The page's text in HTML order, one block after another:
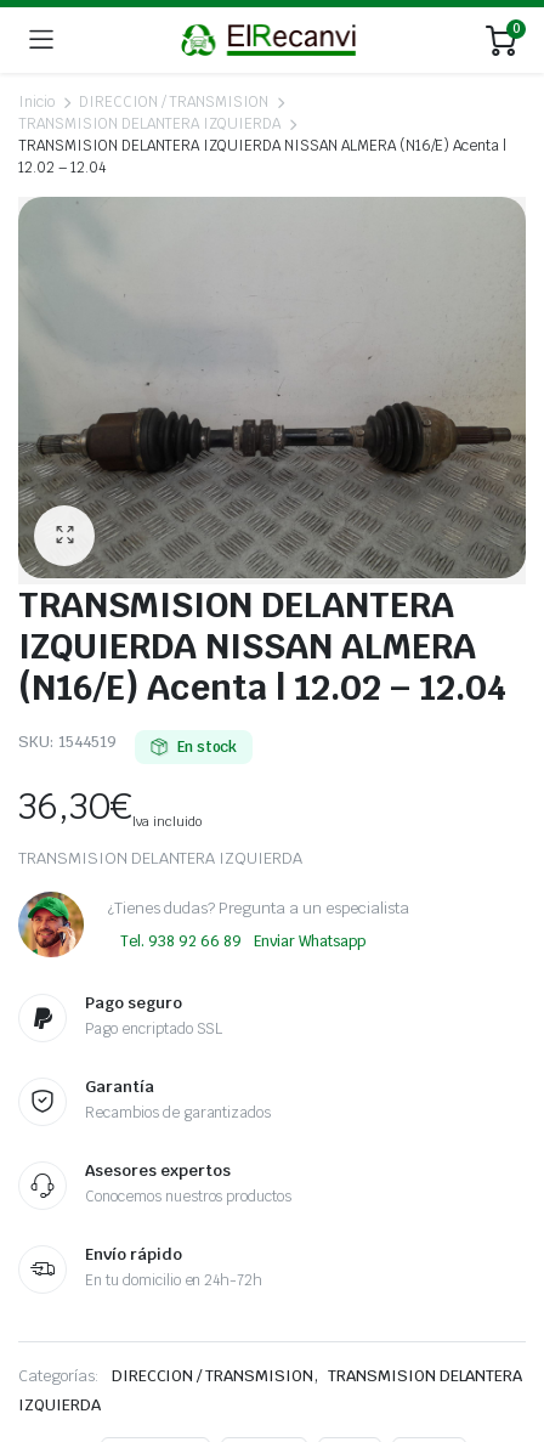
0
Inicio
DIRECCION / TRANSMISION
TRANSMISION DELANTERA IZQUIERDA
TRANSMISION DELANTERA IZQUIERDA NISSAN ALMERA (N16/E) Acenta |
12.02 – 12.04
TRANSMISION DELANTERA
IZQUIERDA NISSAN ALMERA
(N16/E) Acenta | 12.02 – 12.04
SKU: 1544519 En stock
36,30€Iva incluido
TRANSMISION DELANTERA IZQUIERDA
¿Tienes dudas? Pregunta a un especialista
Tel. 938 92 66 89 Enviar Whatsapp
Pago seguro
Pago encriptado SSL
Garantía
Recambios de garantizados
Asesores expertos
Conocemos nuestros productos
Envío rápido
En tu domicilio en 24h-72h
Categorías: DIRECCION / TRANSMISION, TRANSMISION DELANTERA
IZQUIERDA